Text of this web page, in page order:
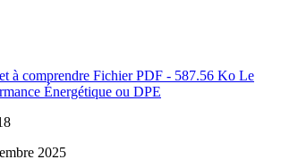
à comprendre Fichier PDF - 587.56 Ko Le
Énergétique ou DPE
2025